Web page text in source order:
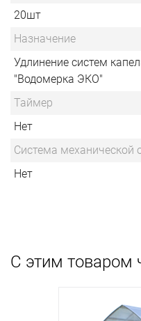
20шт
Назначение
Удлинение систем
"Водомерка ЭКО"
Таймер
Нет
Система механической
Нет
С этим товаром